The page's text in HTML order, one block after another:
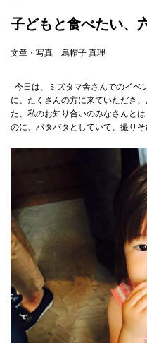
子どもと食べたい、
文章・写真 烏帽子 真理
今日は、ミズタマ舎さんでのイベ
に、たくさんの方に来ていただき
た、私のお知り合いのみなさんと
のに、バタバタとしていて、撮り